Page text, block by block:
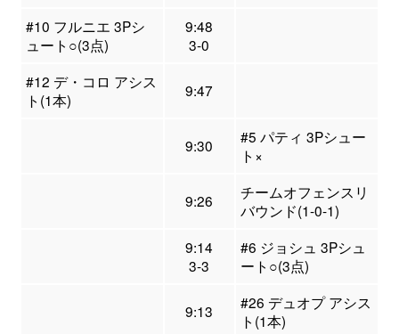
#10 フルニエ 3Pシ
ュート○(3点)
9:48
3-0
#12 デ・コロ アシス
ト(1本)
9:47
9:30
#5 パティ 3Pシュー
ト×
9:26
チームオフェンスリ
バウンド(1-0-1)
9:14
3-3
#6 ジョシュ 3Pシュ
ート○(3点)
9:13
#26 デュオプ アシス
ト(1本)